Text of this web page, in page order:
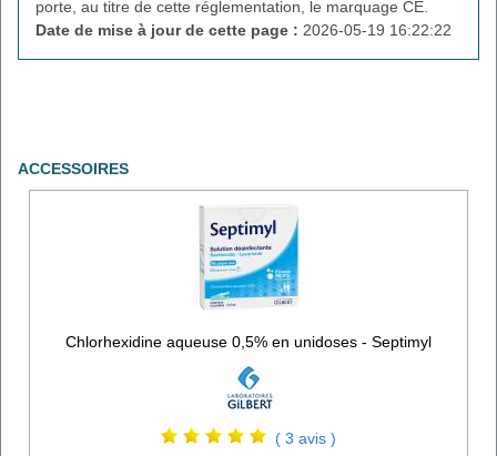
porte, au titre de cette réglementation, le marquage CE.
Date de mise à jour de cette page : 2026-05-19 16:22:22
ACCESSOIRES
Chlorhexidine aqueuse 0,5% en unidoses - Septimyl
( 3 avis )